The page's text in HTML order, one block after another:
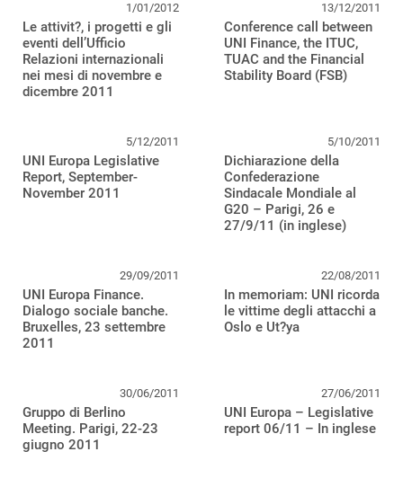
1/01/2012
Le attivit?, i progetti e gli
eventi dell’Ufficio
Relazioni internazionali
nei mesi di novembre e
dicembre 2011
13/12/2011
Conference call between
UNI Finance, the ITUC,
TUAC and the Financial
Stability Board (FSB)
5/12/2011
UNI Europa Legislative
Report, September-
November 2011
5/10/2011
Dichiarazione della
Confederazione
Sindacale Mondiale al
G20 – Parigi, 26 e
27/9/11 (in inglese)
29/09/2011
UNI Europa Finance.
Dialogo sociale banche.
Bruxelles, 23 settembre
2011
22/08/2011
In memoriam: UNI ricorda
le vittime degli attacchi a
Oslo e Ut?ya
30/06/2011
Gruppo di Berlino
Meeting. Parigi, 22-23
giugno 2011
27/06/2011
UNI Europa – Legislative
report 06/11 – In inglese